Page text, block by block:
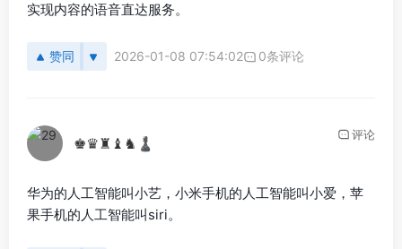
实现内容的语音直达服务。
赞同 2026-01-08 07:54:02 0条评论
♚♛♜♝♞♟ 评论
华为的人工智能叫小艺，小米手机的人工智能叫小爱，苹
果手机的人工智能叫siri。